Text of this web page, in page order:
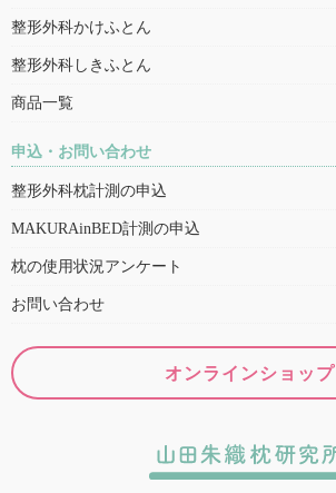
整形外科かけふとん
整形外科しきふとん
商品一覧
申込・お問い合わせ
整形外科枕計測の申込
MAKURAinBED計測の申込
枕の使用状況アンケート
お問い合わせ
オンラインショップ